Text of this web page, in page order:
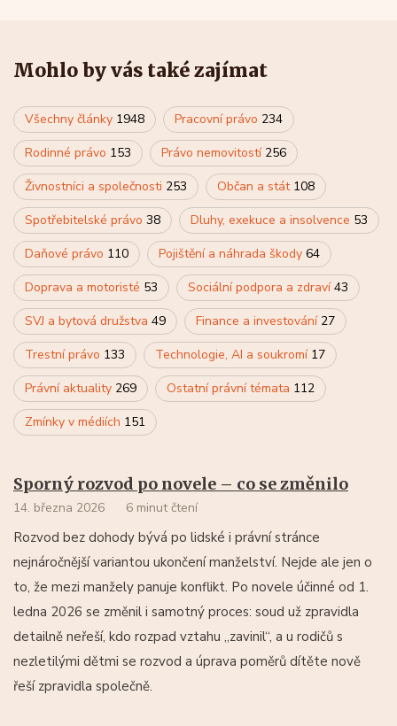
Mohlo by vás také zajímat
Všechny články 1948 Pracovní právo 234
Rodinné právo 153 Právo nemovitostí 256
Živnostníci a společnosti 253 Občan a stát 108
Spotřebitelské právo 38 Dluhy, exekuce a insolvence 53
Daňové právo 110 Pojištění a náhrada škody 64
Doprava a motoristé 53 Sociální podpora a zdraví43
SVJ a bytová družstva 49 Finance a investování 27
Trestní právo 133 Technologie, AI a soukromí 17
Právní aktuality 269 Ostatní právní témata 112
Zmínky v médiích 151
Sporný rozvod po novele – co se změnilo
14. března 2026 6 minut čtení
Rozvod bez dohody bývá po lidské i právní stránce
nejnáročnější variantou ukončení manželství. Nejde ale jen o
to, že mezi manžely panuje konflikt. Po novele účinné od 1.
ledna 2026 se změnil i samotný proces: soud už zpravidla
detailně neřeší, kdo rozpad vztahu „zavinil“, a u rodičů s
nezletilými dětmi se rozvod a úprava poměrů dítěte nově
řeší zpravidla společně.